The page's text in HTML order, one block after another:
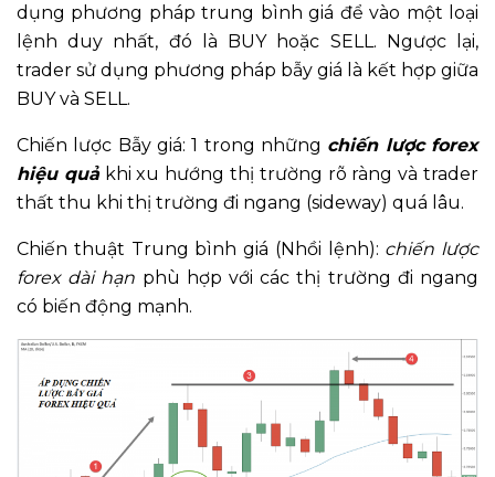
dụng phương pháp trung bình giá để vào một loại
lệnh duy nhất, đó là BUY hoặc SELL. Ngược lại,
trader sử dụng phương pháp bẫy giá là kết hợp giữa
BUY và SELL.
Chiến lược Bẫy giá: 1 trong những chiến lược forex
hiệu quảkhi xu hướng thị trường rõ ràng và trader
thất thu khi thị trường đi ngang (sideway) quá lâu.
Chiến thuật Trung bình giá (Nhồi lệnh): chiến lược
forex dài hạn phù hợp với các thị trường đi ngang
có biến động mạnh.